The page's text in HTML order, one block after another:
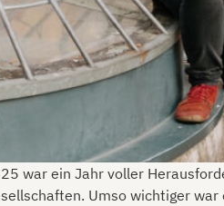
war ein Jahr voller
Umso wichtiger